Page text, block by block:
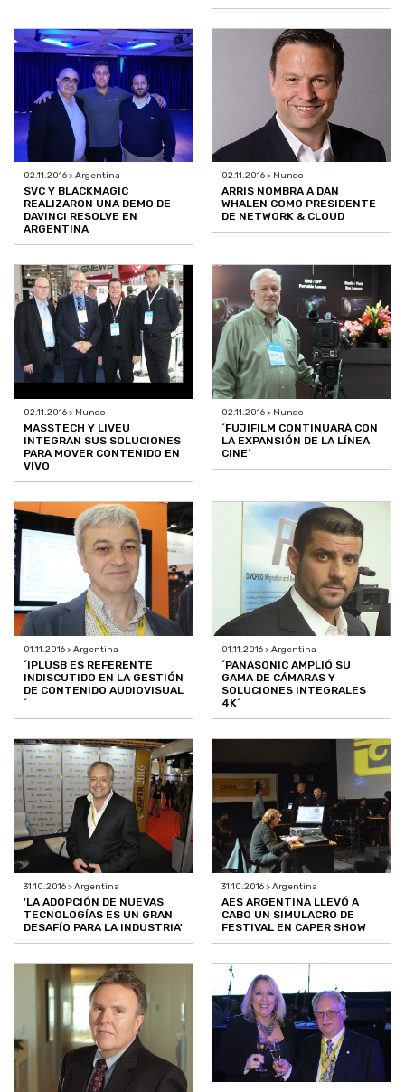
02.11.2016 > Argentina
SVC Y BLACKMAGIC
REALIZARON UNA DEMO DE
DAVINCI RESOLVE EN
ARGENTINA
02.11.2016 > Mundo
ARRIS NOMBRA A DAN
WHALEN COMO PRESIDENTE
DE NETWORK & CLOUD
02.11.2016 > Mundo
MASSTECH Y LIVEU
INTEGRAN SUS SOLUCIONES
PARA MOVER CONTENIDO EN
VIVO
02.11.2016 > Mundo
´FUJIFILM CONTINUARÁ CON
LA EXPANSIÓN DE LA LÍNEA
CINE´
01.11.2016 > Argentina
´IPLUSB ES REFERENTE
INDISCUTIDO EN LA GESTIÓN
DE CONTENIDO AUDIOVISUAL
´
01.11.2016 > Argentina
´PANASONIC AMPLIÓ SU
GAMA DE CÁMARAS Y
SOLUCIONES INTEGRALES
4K´
31.10.2016 > Argentina
'LA ADOPCIÓN DE NUEVAS
TECNOLOGÍAS ES UN GRAN
DESAFÍO PARA LA INDUSTRIA'
31.10.2016 > Argentina
AES ARGENTINA LLEVÓ A
CABO UN SIMULACRO DE
FESTIVAL EN CAPER SHOW